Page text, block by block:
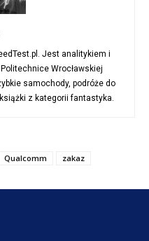
Jest analitykiem i
Wrocławskiej
samochody, podróże do
z kategorii fantastyka.
Qualcomm zakaz